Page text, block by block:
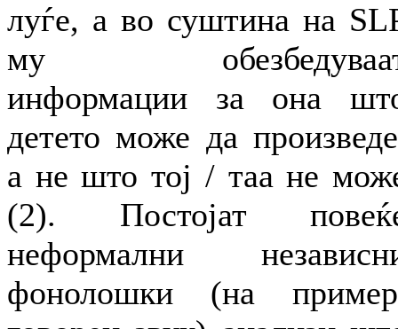
луѓе, а во суштина на
му
информации за она
детето може да
а не што тој / таа не
(2). Постојат
неформални
фонолошки (на